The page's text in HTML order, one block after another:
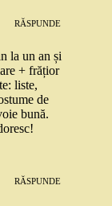
RĂSPUNDE
la un an și
+ frățior
liste,
de
bună.
RĂSPUNDE